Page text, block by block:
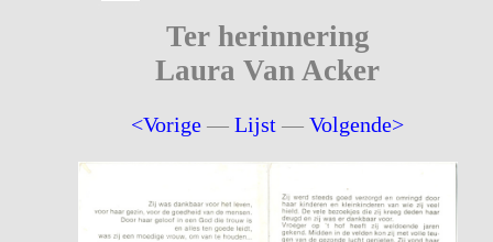
Ter herinnering
Laura Van Acker
<Vorige —Lijst —Volgende>